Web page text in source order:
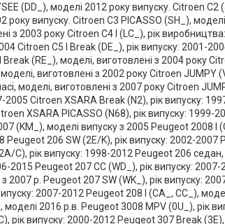
(DD_), моделі 2012 року випуску. Citroen C2
року випуску. Citroen C3 PICASSO (SH_),
з 2003 року Citroen C4 I (LC_), рік
Citroen C5 I Break (DE_), рік випуску: 2001-
Break (RE_), моделі, виготовлені з 2004 року
виготовлені з 2002 року Citroen JUMPY
моделі, виготовлені з 2007 року Citroen
2005 Citroen XSARA Break (N2), рік випуску:
XSARA PICASSO (N68), рік випуску: 1999-
(KM_), моделі випуску з 2005 Peugeot 2008 I
Peugeot 206 SW (2E/K), рік випуску: 2002-2007
C), рік випуску: 1998-2012 Peugeot 206
2015 Peugeot 207 CC (WD_), рік випуску:
2007 р. Peugeot 207 SW (WK_), рік випуску:
2007-2012 Peugeot 208 I (CA_, CC_),
моделі 2016 р.в. Peugeot 3008 MPV (0U_), рік
рік випуску: 2000-2012 Peugeot 307 Break